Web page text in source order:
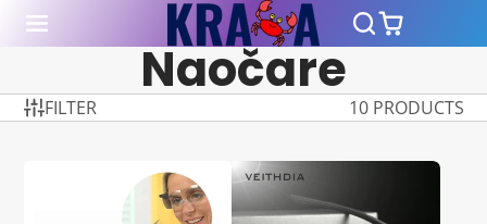
Naočare
FILTER 10 PRODUCTS